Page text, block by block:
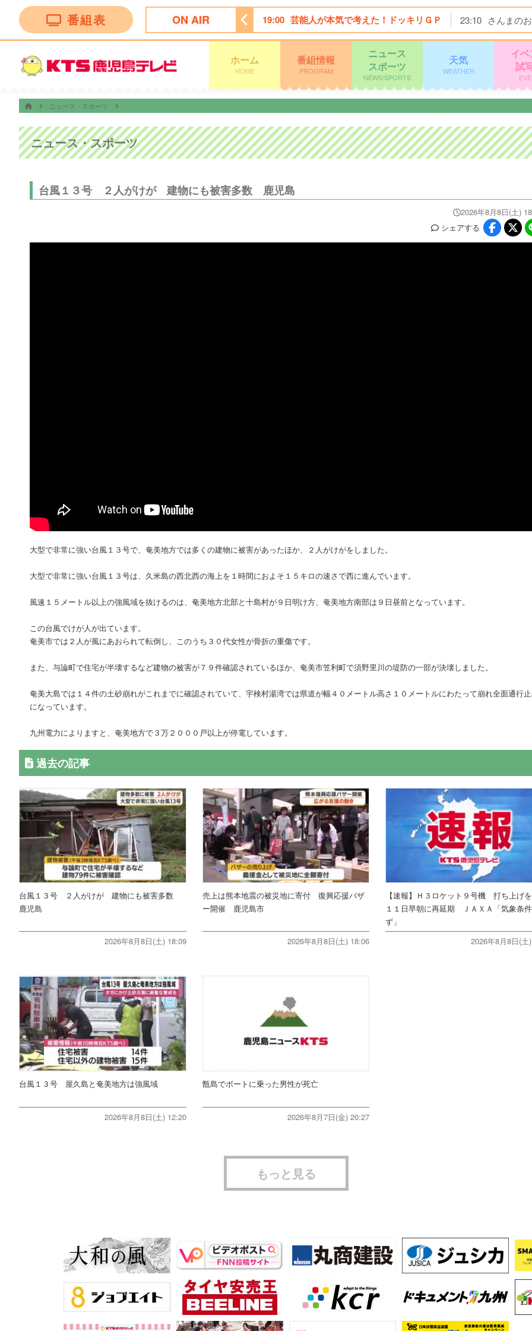
番組表 ON AIR
トークバラエティー”！ 18:30 ナマ・イキＶＯＩＣＥ 19:00 芸能人が本気で考えた！ドッキリＧＰ 23:10 さんまの
ホーム
HOME
番組情報
PROGRAM
ニュース
スポーツ
NEWS/SPORTS
天気
WEATHER
イ
試
ニュース・スポーツ
ニュース・スポーツ
台風１３号 ２人がけが 建物にも被害多数 鹿児島
2026年8月8日(土)
シェアする
大型で非常に強い台風１３号で、奄美地方では多くの建物に被害があったほか、２人がけがをしました。
大型で非常に強い台風１３号は、久米島の西北西の海上を１時間におよそ１５キロの速さで西に進んでいます。
風速１５メートル以上の強風域を抜けるのは、奄美地方北部と十島村が９日明け方、奄美地方南部は９日昼前となっています。
この台風でけが人が出ています。
奄美市では２人が風にあおられて転倒し、このうち３０代女性が骨折の重傷です。
また、与論町で住宅が半壊するなど建物の被害が７９件確認されているほか、奄美市笠利町で須野里川の堤防の一部が決壊しました。
奄美大島では１４件の土砂崩れがこれまでに確認されていて、宇検村湯湾では県道が幅４０メートル高さ１０メートルにわたって崩れ全面通行
になっています。
九州電力によりますと、奄美地方で３万２０００戸以上が停電しています。
過去の記事
台風１３号 ２人がけが 建物にも被害多数
鹿児島
2026年8月8日(土) 18:09
売上は熊本地震の被災地に寄付 復興応援バザ
ー開催 鹿児島市
2026年8月8日(土) 18:06
【速報】Ｈ３ロケット９号機 打ち上げ
１１日早朝に再延期 ＪＡＸＡ「気象条
ず」
2026年8月8日(土
台風１３号 屋久島と奄美地方は強風域
2026年8月8日(土) 12:20
甑島でボートに乗った男性が死亡
2026年8月7日(金) 20:27
もっと見る